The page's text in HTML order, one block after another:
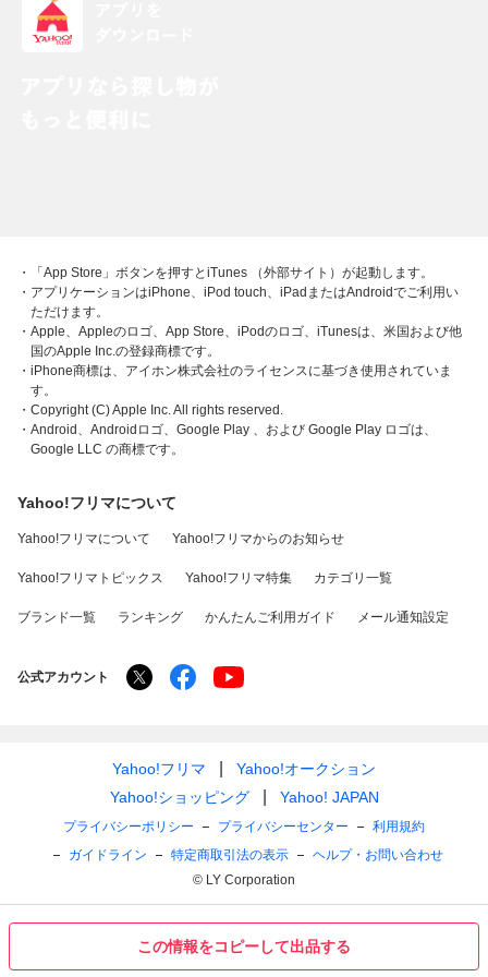
この情報をコピーして出品する
・「App Store」ボタンを押すとiTunes （外部サイト）が起動します。
・アプリケーションはiPhone、iPod touch、iPadまたはAndroidでご利用い
ただけます。
・Apple、Appleのロゴ、App Store、iPodのロゴ、iTunesは、米国および他
国のApple Inc.の登録商標です。
・iPhone商標は、アイホン株式会社のライセンスに基づき使用されていま
す。
・Copyright (C) Apple Inc. All rights reserved.
・Android、Androidロゴ、Google Play 、および Google Play ロゴは、
Google LLC の商標です。
Yahoo!フリマについて
Yahoo!フリマについて Yahoo!フリマからのお知らせ
Yahoo!フリマトピックス Yahoo!フリマ特集 カテゴリ一覧
ブランド一覧 ランキング かんたんご利用ガイド メール通知設定
公式アカウント
Yahoo!フリマ
Yahoo!オークション
Yahoo!ショッピング
Yahoo! JAPAN
プライバシーポリシー プライバシーセンター
利用規約
ガイドライン
特定商取引法の表示
ヘルプ・お問い合わせ
© LY Corporation